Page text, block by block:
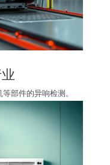
部件的异响检测。